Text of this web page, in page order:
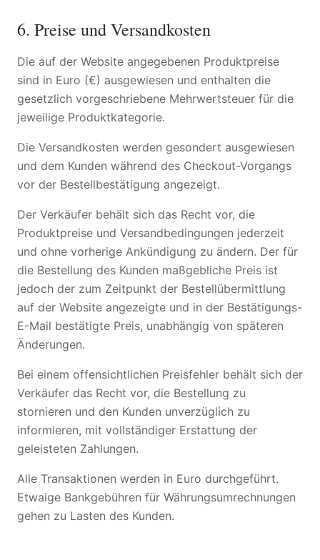
6. Preise und Versandkosten
Die auf der Website angegebenen Produktpreise
sind in Euro (€) ausgewiesen und enthalten die
gesetzlich vorgeschriebene Mehrwertsteuer für die
jeweilige Produktkategorie.
Die Versandkosten werden gesondert ausgewiesen
und dem Kunden während des Checkout-Vorgangs
vor der Bestellbestätigung angezeigt.
Der Verkäufer behält sich das Recht vor, die
Produktpreise und Versandbedingungen jederzeit
und ohne vorherige Ankündigung zu ändern. Der für
die Bestellung des Kunden maßgebliche Preis ist
jedoch der zum Zeitpunkt der Bestellübermittlung
auf der Website angezeigte und in der Bestätigungs-
E-Mail bestätigte Preis, unabhängig von späteren
Änderungen.
Bei einem offensichtlichen Preisfehler behält sich der
Verkäufer das Recht vor, die Bestellung zu
stornieren und den Kunden unverzüglich zu
informieren, mit vollständiger Erstattung der
geleisteten Zahlungen.
Alle Transaktionen werden in Euro durchgeführt.
Etwaige Bankgebühren für Währungsumrechnungen
gehen zu Lasten des Kunden.